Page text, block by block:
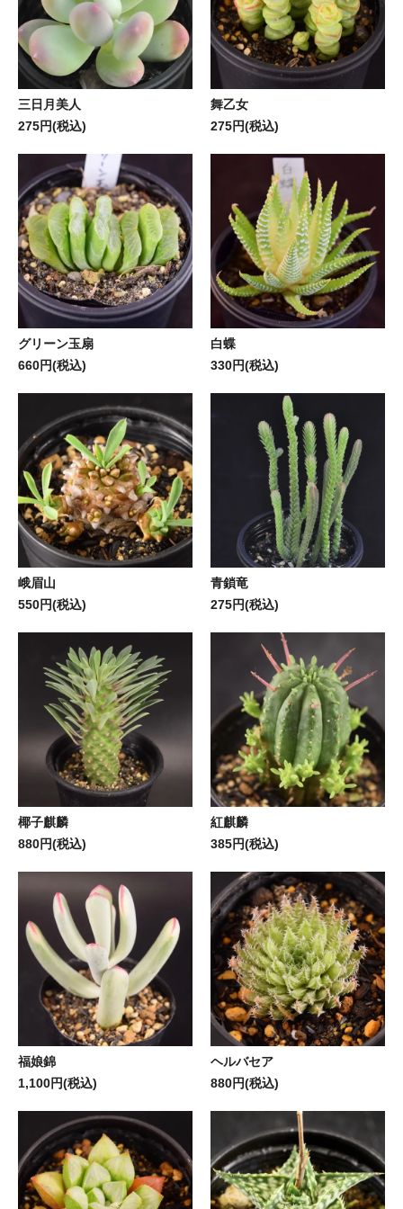
三日月美人
275円(税込)
舞乙女
275円(税込)
グリーン玉扇
660円(税込)
白蝶
330円(税込)
峨眉山
550円(税込)
青鎖竜
275円(税込)
椰子麒麟
880円(税込)
紅麒麟
385円(税込)
福娘錦
1,100円(税込)
ヘルバセア
880円(税込)